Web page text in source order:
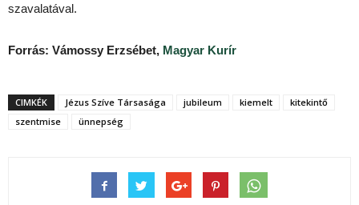
szavalatával.
Forrás: Vámossy Erzsébet, Magyar Kurír
CIMKÉK Jézus Szíve Társasága jubileum kiemelt
kitekintő
szentmise
ünnepség